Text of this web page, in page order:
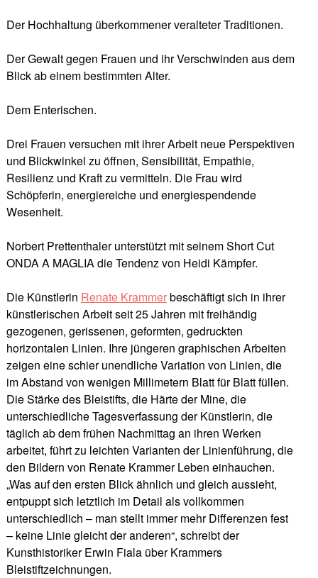
Der Hochhaltung überkommener veralteter Traditionen.
Der Gewalt gegen Frauen und ihr Verschwinden aus dem
Blick ab einem bestimmten Alter.
Dem Enterischen.
Drei Frauen versuchen mit ihrer Arbeit neue Perspektiven
und Blickwinkel zu öffnen, Sensibilität, Empathie,
Resilienz und Kraft zu vermitteln. Die Frau wird
Schöpferin, energiereiche und energiespendende
Wesenheit.
Norbert Prettenthaler unterstützt mit seinem Short Cut
ONDA A MAGLIA die Tendenz von Heidi Kämpfer.
Die Künstlerin Renate Krammerbeschäftigt sich in ihrer
künstlerischen Arbeit seit 25 Jahren mit freihändig
gezogenen, gerissenen, geformten, gedruckten
horizontalen Linien. Ihre jüngeren graphischen Arbeiten
zeigen eine schier unendliche Variation von Linien, die
im Abstand von wenigen Millimetern Blatt für Blatt füllen.
Die Stärke des Bleistifts, die Härte der Mine, die
unterschiedliche Tagesverfassung der Künstlerin, die
täglich ab dem frühen Nachmittag an ihren Werken
arbeitet, führt zu leichten Varianten der Linienführung, die
den Bildern von Renate Krammer Leben einhauchen.
„Was auf den ersten Blick ähnlich und gleich aussieht,
entpuppt sich letztlich im Detail als vollkommen
unterschiedlich – man stellt immer mehr Differenzen fest
– keine Linie gleicht der anderen“, schreibt der
Kunsthistoriker Erwin Fiala über Krammers
Bleistiftzeichnungen.